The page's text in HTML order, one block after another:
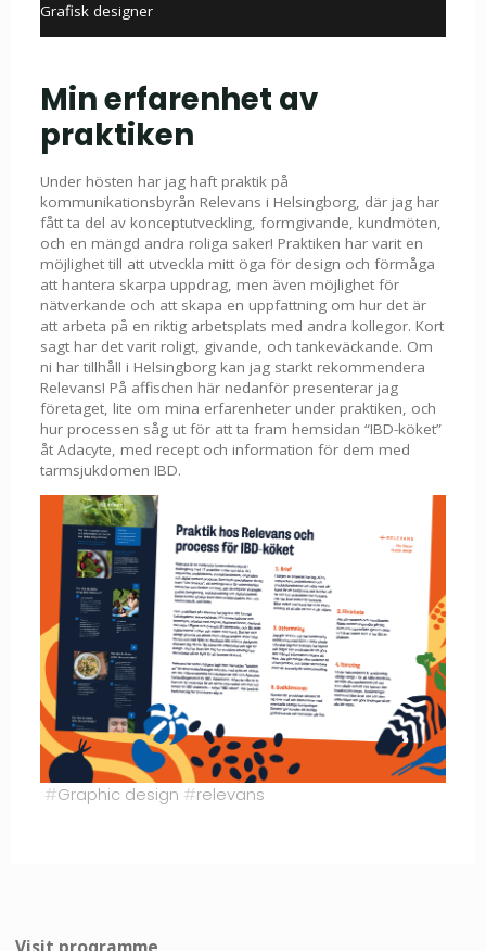
Grafisk designer
Min erfarenhet av
praktiken
Under hösten har jag haft praktik på
kommunikationsbyrån Relevans i Helsingborg, där jag har
fått ta del av konceptutveckling, formgivande, kundmöten,
och en mängd andra roliga saker! Praktiken har varit en
möjlighet till att utveckla mitt öga för design och förmåga
att hantera skarpa uppdrag, men även möjlighet för
nätverkande och att skapa en uppfattning om hur det är
att arbeta på en riktig arbetsplats med andra kollegor. Kort
sagt har det varit roligt, givande, och tankeväckande. Om
ni har tillhåll i Helsingborg kan jag starkt rekommendera
Relevans! På affischen här nedanför presenterar jag
företaget, lite om mina erfarenheter under praktiken, och
hur processen såg ut för att ta fram hemsidan “IBD-köket”
åt Adacyte, med recept och information för dem med
tarmsjukdomen IBD.
#Graphic design #relevans